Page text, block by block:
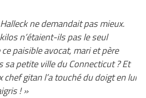
ne demandait pas mieux.
n’étaient-ils pas le seul
paisible avocat, mari et père
sa petite ville du Connecticut ? Et
chef gitan l’a touché du doigt en lui
! »